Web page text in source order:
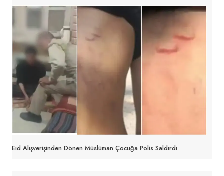
Eid Alışverişinden Dönen Müslüman Çocuğa Polis Saldırdı